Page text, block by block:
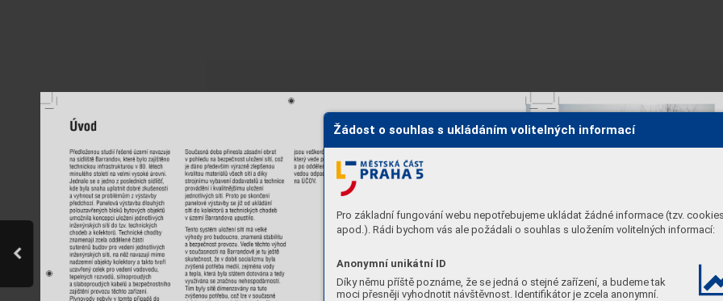
Žádost o souhlas s ukládáním volitelných informací
Pro základní fungování webu nepotřebujeme ukládat žádné informace (tzv.
apod.). Rádi bychom vás ale požádali o souhlas s uložením volitelných informací:
Anonymní unikátní ID
Díky němu příště poznáme, že se jedná o stejné zařízení, a budeme tak
moci přesněji vyhodnotit návštěvnost. Identifikátor je zcela anonymní.